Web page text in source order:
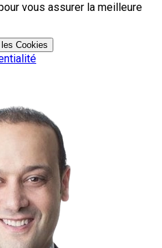
vous assurer la meilleure
Cookies